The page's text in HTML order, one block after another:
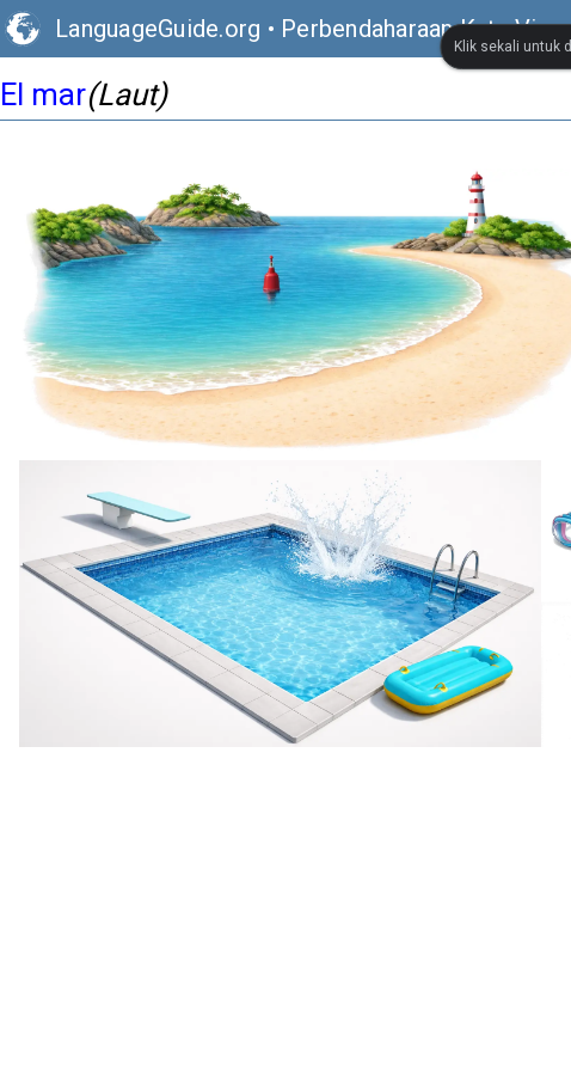
LanguageGuide.org • Perbendaharaan Kata
El mar(Laut)
Klik sekali untuk